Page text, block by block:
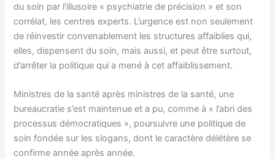
du soin par l’illusoire « psychiatrie de précision » et son
corrélat, les centres experts. L’urgence est non seulement
de réinvestir convenablement les structures affaiblies qui,
elles, dispensent du soin, mais aussi, et peut être surtout,
d’arrêter la politique qui a mené à cet affaiblissement.
Ministres de la santé après ministres de la santé, une
bureaucratie s’est maintenue et a pu, comme à « l’abri des
processus démocratiques », poursuivre une politique de
soin fondée sur les slogans, dont le caractère délétère se
confirme année après année.